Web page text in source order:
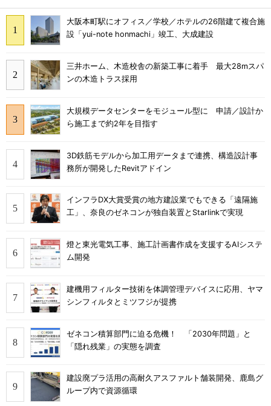
大阪本町駅にオフィス／学校／ホテルの26階建て複合施
設「yui-note honmachi」竣工、大成建設
三井ホーム、木造校舎の新築工事に着手 最大28mスパ
ンの木造トラス採用
大規模データセンターをモジュール型に 申請／設計か
ら施工まで約2年を目指す
3D鉄筋モデルから加工用データまで連携、構造設計事
務所が開発したRevitアドイン
インフラDX大賞受賞の地方建設業でもできる「遠隔施
工」、奈良のゼネコンが独自装置とStarlinkで実現
燈と東光電気工事、施工計画書作成を支援するAIシステ
ム開発
建機用フィルター技術を体調管理デバイスに応用、ヤマ
シンフィルタとミツフジが提携
ゼネコン積算部門に迫る危機！ 「2030年問題」と
「隠れ残業」の実態を調査
建設廃プラ活用の高耐久アスファルト舗装開発、鹿島グ
ループ内で資源循環